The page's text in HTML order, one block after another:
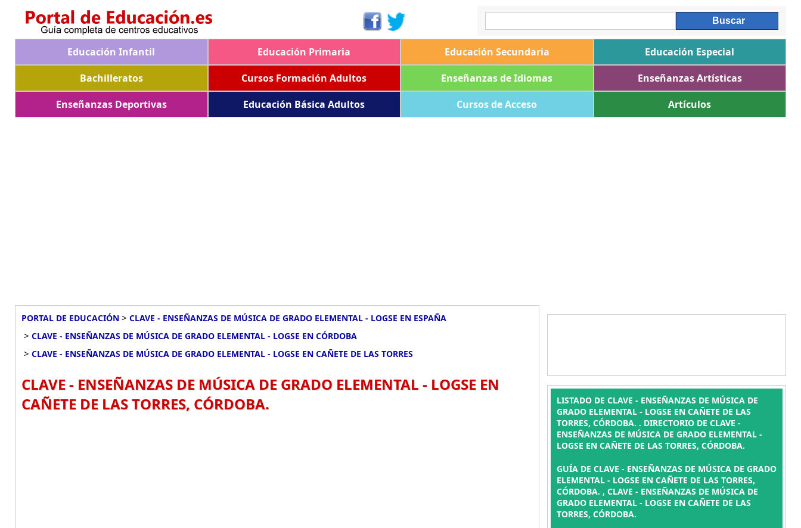
Educación Infantil Educación Primaria Educación Secundaria
Educación Especial
Bachilleratos
Cursos Formación Adultos Enseñanzas de Idiomas
Enseñanzas Artísticas
Enseñanzas Deportivas
Educación Básica Adultos Cursos de Acceso Artículos
PORTAL DE EDUCACIÓN > CLAVE - ENSEÑANZAS DE MÚSICA DE GRADO ELEMENTAL - LOGSE EN ESPAÑA
> CLAVE - ENSEÑANZAS DE MÚSICA DE GRADO ELEMENTAL - LOGSE EN CÓRDOBA
> CLAVE - ENSEÑANZAS DE MÚSICA DE GRADO ELEMENTAL - LOGSE EN CAÑETE DE LAS TORRES
CLAVE - ENSEÑANZAS DE MÚSICA DE GRADO ELEMENTAL - LOGSE EN
CAÑETE DE LAS TORRES, CÓRDOBA.
LISTADO DE CLAVE - ENSEÑANZAS DE MÚSICA DE
GRADO ELEMENTAL - LOGSE EN CAÑETE DE LAS
TORRES, CÓRDOBA. . DIRECTORIO DE CLAVE -
ENSEÑANZAS DE MÚSICA DE GRADO ELEMENTAL -
LOGSE EN CAÑETE DE LAS TORRES, CÓRDOBA.
GUÍA DE CLAVE - ENSEÑANZAS DE MÚSICA DE GRADO
ELEMENTAL - LOGSE EN CAÑETE DE LAS TORRES,
CÓRDOBA. , CLAVE - ENSEÑANZAS DE MÚSICA DE
GRADO ELEMENTAL - LOGSE EN CAÑETE DE LAS
TORRES, CÓRDOBA.